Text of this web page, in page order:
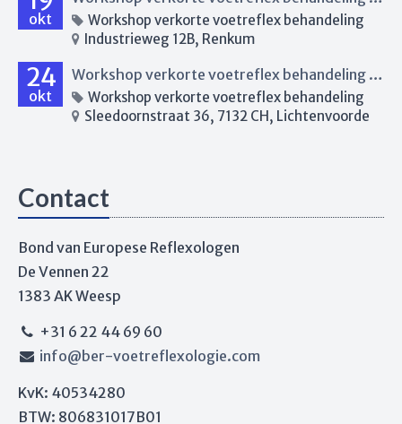
okt
Workshop verkorte voetreflex behandeling
Industrieweg 12B, Renkum
24
okt
Workshop verkorte voetreflex behandeling Lichtenvoorde
Workshop verkorte voetreflex behandeling
Sleedoornstraat 36, 7132 CH, Lichtenvoorde
Contact
Bond van Europese Reflexologen
De Vennen 22
1383 AK Weesp
+31 6 22 44 69 60
info@ber-voetreflexologie.com
KvK: 40534280
BTW: 806831017B01